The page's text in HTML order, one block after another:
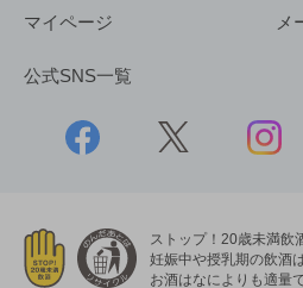
マイページ メ
公式SNS一覧
ストップ！20歳未満飲
妊娠中や授乳期の飲酒
お酒はなによりも適量で